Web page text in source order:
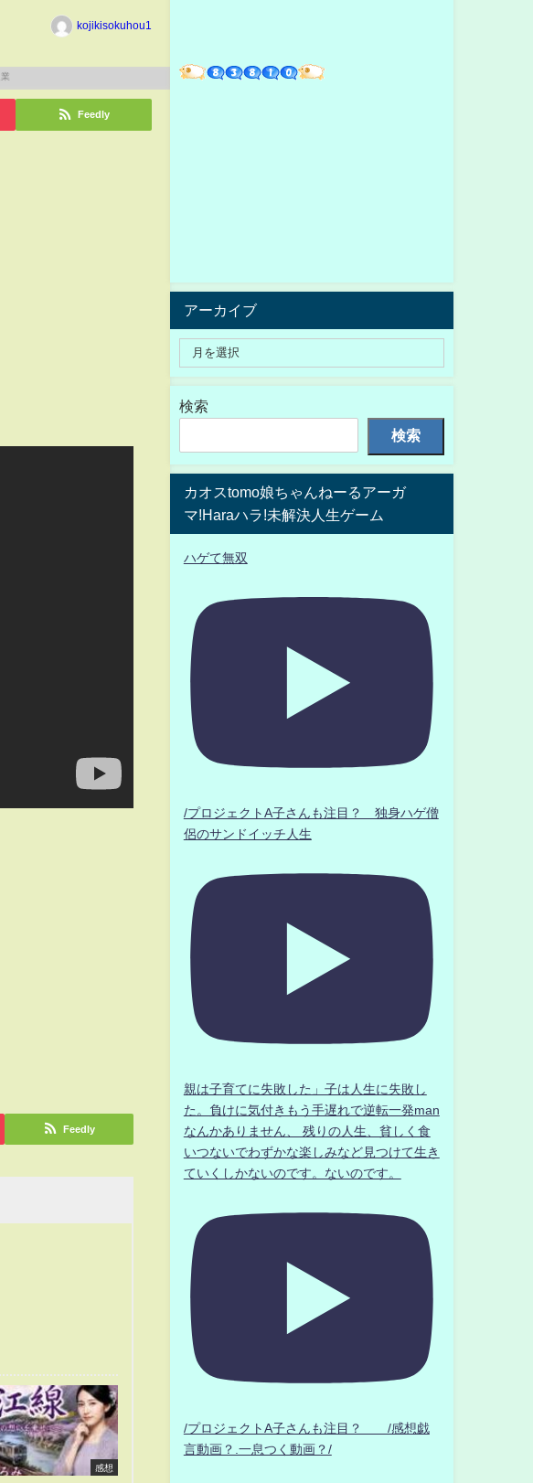
kojikisokuhou1
Feedly
Feedly
感想
アーカイブ
検索
検索
カオスtomo娘ちゃんねーるアーガ
マ!Haraハラ!未解決人生ゲーム
ハゲて無双
/プロジェクトA子さんも注目？ 独身ハゲ僧
侶のサンドイッチ人生
親は子育てに失敗した」子は人生に失敗し
た。負けに気付きもう手遅れで逆転一発man
なんかありません、 残りの人生、貧しく食
いつないでわずかな楽しみなど見つけて生き
ていくしかないのです。ないのです。
/プロジェクトA子さんも注目？ /感想戯
言動画？.一息つく動画？/